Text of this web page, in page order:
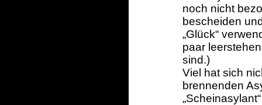
noch nicht
bescheiden
„Glück“
paar
sind.)
Viel hat sich
brennenden